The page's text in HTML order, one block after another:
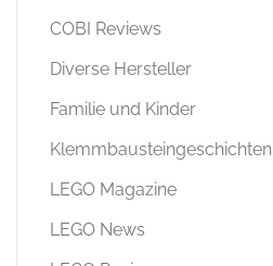
COBI Reviews
Diverse Hersteller
Familie und Kinder
Klemmbausteingeschichten
LEGO Magazine
LEGO News